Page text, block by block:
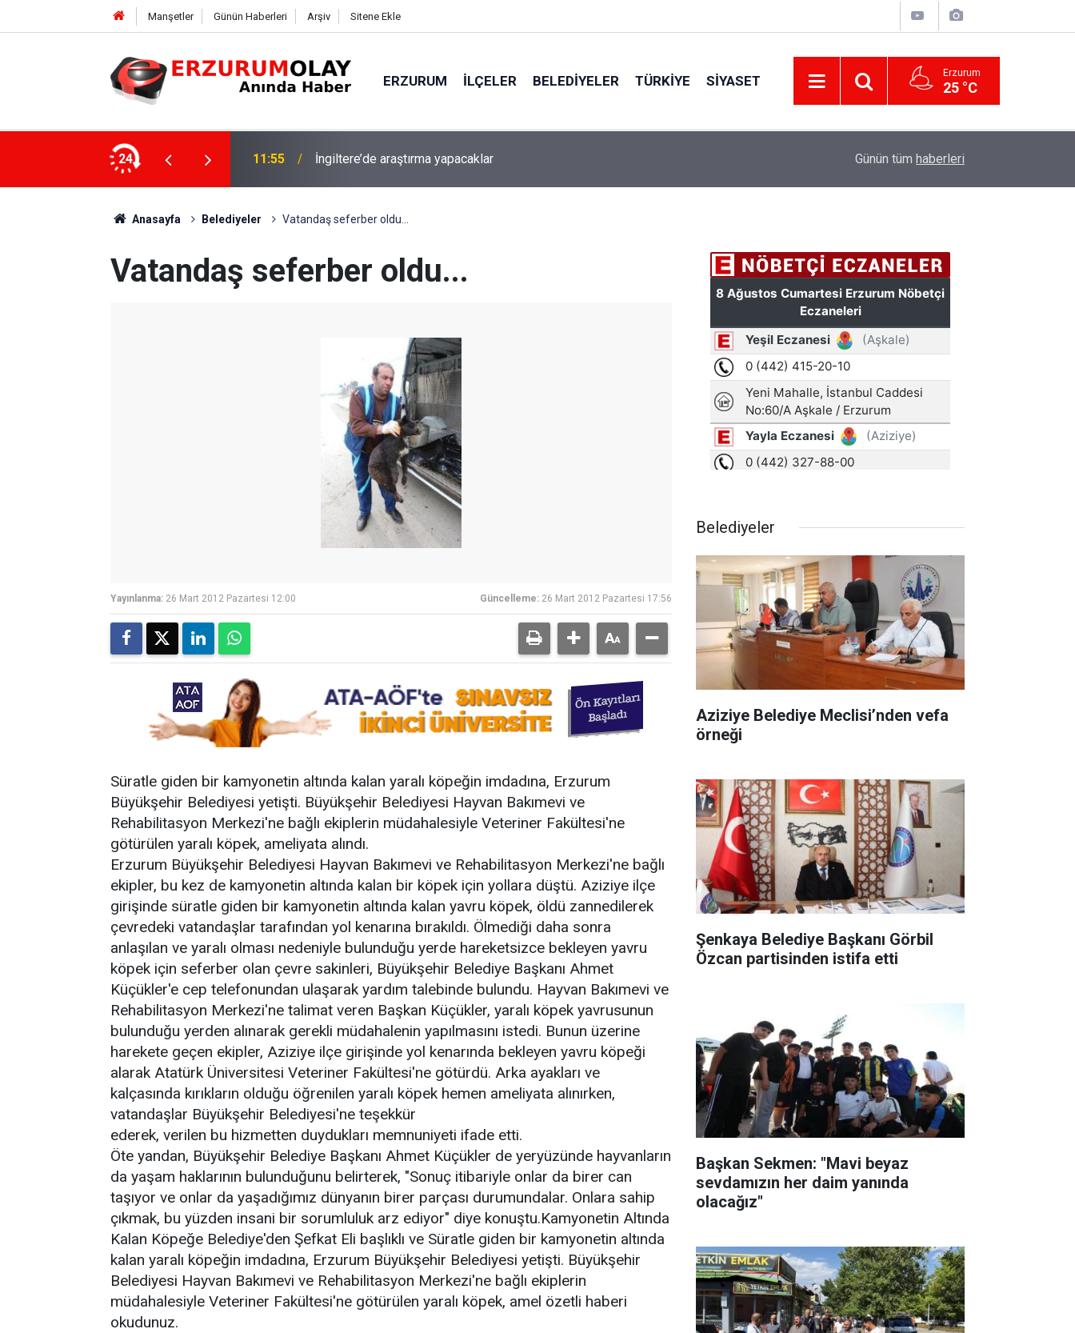
Manşetler Günün Haberleri Arşiv Sitene Ekle
ERZURUM İLÇELER BELEDIYELER TÜRKIYE SIYASET Erzurum
25 °C
24 11:52 Çay sohbeti iddiaya dönüştü Türkiye'de bir ilki yapıyor: Kilim üzerine
Günün tüm haberleri
Anasayfa Belediyeler Vatandaş seferber oldu...
Vatandaş seferber oldu...
Yayınlanma: 26 Mart 2012 Pazartesi 12:00 Güncelleme: 26 Mart 2012 Pazartesi 17:56
Süratle giden bir kamyonetin altında kalan yaralı köpeğin imdadına, Erzurum
Büyükşehir Belediyesi yetişti. Büyükşehir Belediyesi Hayvan Bakımevi ve
Rehabilitasyon Merkezi'ne bağlı ekiplerin müdahalesiyle Veteriner Fakültesi'ne
götürülen yaralı köpek, ameliyata alındı.
Erzurum Büyükşehir Belediyesi Hayvan Bakımevi ve Rehabilitasyon Merkezi'ne bağlı
ekipler, bu kez de kamyonetin altında kalan bir köpek için yollara düştü. Aziziye ilçe
girişinde süratle giden bir kamyonetin altında kalan yavru köpek, öldü zannedilerek
çevredeki vatandaşlar tarafından yol kenarına bırakıldı. Ölmediği daha sonra
anlaşılan ve yaralı olması nedeniyle bulunduğu yerde hareketsizce bekleyen yavru
köpek için seferber olan çevre sakinleri, Büyükşehir Belediye Başkanı Ahmet
Küçükler'e cep telefonundan ulaşarak yardım talebinde bulundu. Hayvan Bakımevi ve
Rehabilitasyon Merkezi'ne talimat veren Başkan Küçükler, yaralı köpek yavrusunun
bulunduğu yerden alınarak gerekli müdahalenin yapılmasını istedi. Bunun üzerine
harekete geçen ekipler, Aziziye ilçe girişinde yol kenarında bekleyen yavru köpeği
alarak Atatürk Üniversitesi Veteriner Fakültesi'ne götürdü. Arka ayakları ve
kalçasında kırıkların olduğu öğrenilen yaralı köpek hemen ameliyata alınırken,
vatandaşlar Büyükşehir Belediyesi'ne teşekkür
ederek, verilen bu hizmetten duydukları memnuniyeti ifade etti.
Öte yandan, Büyükşehir Belediye Başkanı Ahmet Küçükler de yeryüzünde hayvanların
da yaşam haklarının bulunduğunu belirterek, "Sonuç itibariyle onlar da birer can
taşıyor ve onlar da yaşadığımız dünyanın birer parçası durumundalar. Onlara sahip
çıkmak, bu yüzden insani bir sorumluluk arz ediyor" diye konuştu.Kamyonetin Altında
Kalan Köpeğe Belediye'den Şefkat Eli başlıklı ve Süratle giden bir kamyonetin altında
kalan yaralı köpeğin imdadına, Erzurum Büyükşehir Belediyesi yetişti. Büyükşehir
Belediyesi Hayvan Bakımevi ve Rehabilitasyon Merkezi'ne bağlı ekiplerin
müdahalesiyle Veteriner Fakültesi'ne götürülen yaralı köpek, amel özetli haberi
okudunuz.
Belediyeler
Aziziye Belediye Meclisi’nden vefa
örneği
Şenkaya Belediye Başkanı Görbil
Özcan partisinden istifa etti
Başkan Sekmen: "Mavi beyaz
sevdamızın her daim yanında
olacağız"